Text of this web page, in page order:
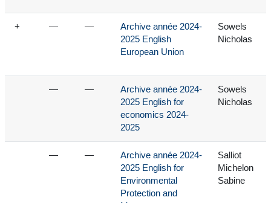
+ — —
Archive année 2024-
2025 English
European Union
Sowels
Nicholas
— —
Archive année 2024-
2025 English for
economics 2024-
2025
Sowels
Nicholas
— —
Archive année 2024-
2025 English for
Environmental
Protection and
Salliot
Michelon
Sabine